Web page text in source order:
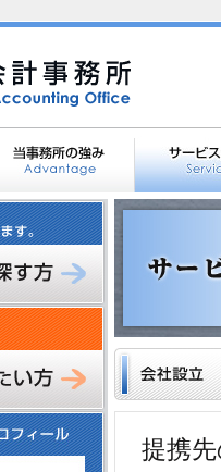
提携